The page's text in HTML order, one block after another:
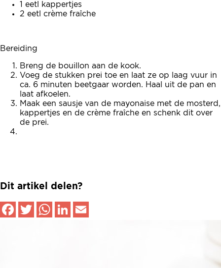
1 eetl kappertjes
2 eetl crème fraîche
Bereiding
Breng de bouillon aan de kook.
Voeg de stukken prei toe en laat ze op laag vuur in
ca. 6 minuten beetgaar worden. Haal uit de pan en
laat afkoelen.
Maak een sausje van de mayonaise met de mosterd,
kappertjes en de crème fraîche en schenk dit over
de prei.
Dit artikel delen?